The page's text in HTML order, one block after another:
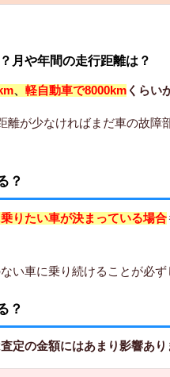
月や年間の走行距離は？
、 軽自動車で8000kmくらい
離が少なければまだ車の故障
？
りたい車が決まっている場合
い車に乗り続けることが必
？
定の金額にはあまり影響あり